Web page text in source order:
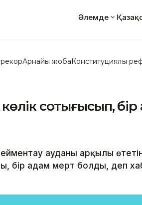
Әлемде
Арнайы жобаКонституциялық
соқтығысып,
ауданы арқылы
бір адам мерт болды, деп